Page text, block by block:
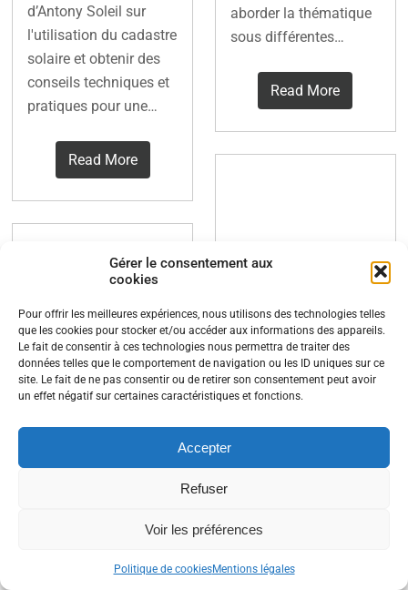
Gérer le consentement aux
cookies
Pour offrir les meilleures expériences, nous utilisons des technologies telles
que les cookies pour stocker et/ou accéder aux informations des appareils.
Le fait de consentir à ces technologies nous permettra de traiter des
données telles que le comportement de navigation ou les ID uniques sur ce
site. Le fait de ne pas consentir ou de retirer son consentement peut avoir
un effet négatif sur certaines caractéristiques et fonctions.
Accepter
Refuser
Voir les préférences
Politique de cookiesMentions légales
d’Antony Soleil sur
l'utilisation du cadastre
solaire et obtenir des
conseils techniques et
pratiques pour une…
Read More
Antony : un
cadastre pour
maitriser tout
le potentiel
offert par le
solaire
2023
du 16 mai 2023, par
Ville d'Antony (Hauts-
aborder la thématique
sous différentes…
Read More
d’Occitanie
solaires
admin8901
mai 10,
2022
la-ville-daussillon-est-
doccitanie-des-